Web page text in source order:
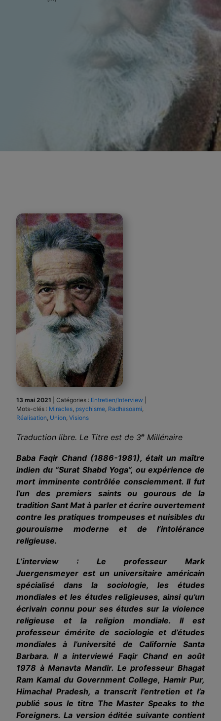
13 mai 2021 Catégories : Entretien/Interview
Mots-clés : Miracles psychisme Radhasoami
Réalisation Union Visions
Traduction libre. Le Titre est de 3e Millénaire
Baba Faqir Chand (1886-1981), était un maître
indien du “Surat Shabd Yoga”, ou expérience de
mort imminente contrôlée consciemment. Il fut
l’un des premiers saints ou gourous de la
tradition Sant Mat à parler et écrire ouvertement
contre les pratiques trompeuses et nuisibles du
gourouisme moderne et de l’intolérance
religieuse.
L’interview : Le professeur Mark
Juergensmeyer est un universitaire américain
spécialisé dans la sociologie, les études
mondiales et les études religieuses, ainsi qu’un
écrivain connu pour ses études sur la violence
religieuse et la religion mondiale. Il est
professeur émérite de sociologie et d’études
mondiales à l’université de Californie Santa
Barbara. Il a interviewé Faqir Chand en août
1978 à Manavta Mandir. Le professeur Bhagat
Ram Kamal du Government College, Hamir Pur,
Himachal Pradesh, a transcrit l’entretien et l’a
publié sous le titre The Master Speaks to the
Foreigners. La version éditée suivante contient